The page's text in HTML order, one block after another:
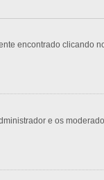
encontrado clicando
e os